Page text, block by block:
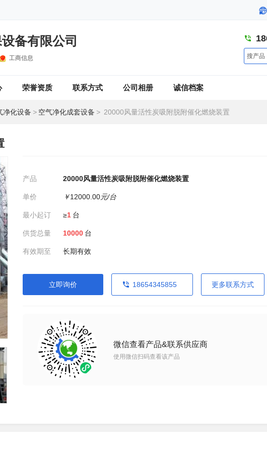
备有限公司
工商信息 搜产品
荣誉资质 联系方式 公司相册 诚信档案
净化设备 > 空气净化成套设备 > 20000风量活性炭吸附脱附催化燃烧装置
产品 20000风量活性炭吸附脱附催化燃烧装置
单价 ￥12000.00元/台
最小起订 ≥1 台
供货总量 10000 台
有效期至 长期有效
立即询价 18654345855 更多联系方式
微信查看产品&联系供应商
使用微信扫码查看该产品